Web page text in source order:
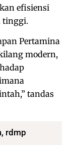
efisiensi
tinggi.
Pertamina
modern,
tandas
, rdmp